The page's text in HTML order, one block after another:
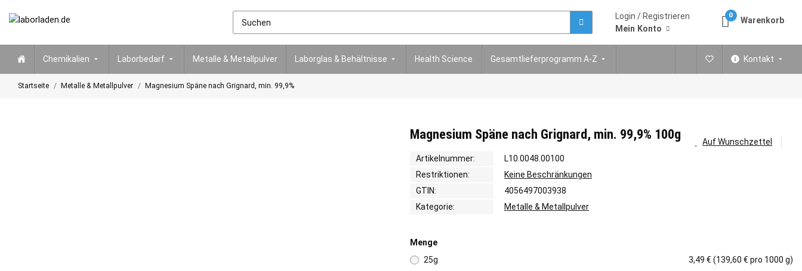
Login / Registrieren
Mein Konto
0
Warenkorb
Chemikalien Laborbedarf Metalle & Metallpulver Laborglas & Behältnisse Health Science Gesamtlieferprogramm A-Z Kontakt
Startseite Metalle & Metallpulver Magnesium Späne nach Grignard, min. 99,9%
Magnesium Späne nach Grignard, min. 99,9% 100g
Artikelnummer:
L10.0048.00100
Restriktionen:
Keine Beschränkungen
GTIN:
4056497003938
Kategorie:
Metalle & Metallpulver
Menge
25g
3,49 € (139,60 € pro 1000 g)
Auf Wunschzettel